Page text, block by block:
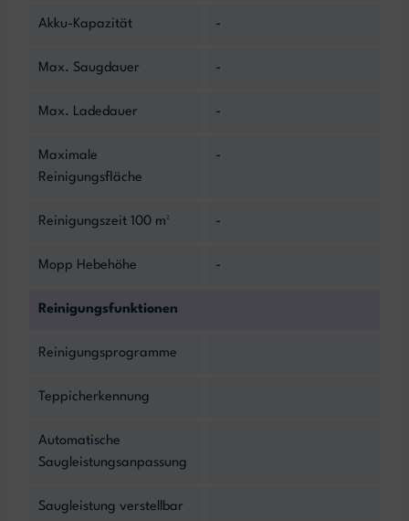
Akku-Kapazität -
Max. Saugdauer -
Max. Ladedauer -
Maximale
Reinigungsfläche
-
Reinigungszeit 100 m² -
Mopp Hebehöhe -
Reinigungsfunktionen
Reinigungsprogramme
Teppicherkennung
Automatische
Saugleistungsanpassung
Saugleistung verstellbar